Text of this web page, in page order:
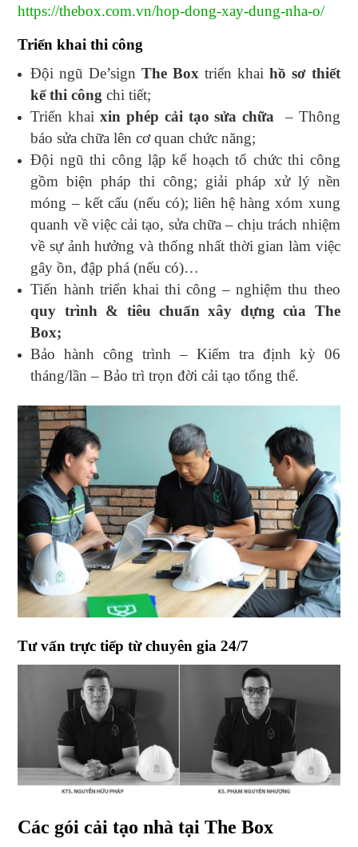
https://thebox.com.vn/hop-dong-xay-dung-nha-o/
Triển khai thi công
Đội ngũ De’signThe Box triển khai hồ sơ thiết
kế thi côngchi tiết;
Triển khaixin phép cải tạo sửa chữa
– Thông
báo sửa chữa lên cơ quan chức năng;
Đội ngũ thi công lập kế hoạch tổ chức thi công
gồm biện pháp thi công; giải pháp xử lý nền
móng – kết cấu (nếu có); liên hệ hàng xóm xung
quanh về việc cải tạo, sửa chữa – chịu trách nhiệm
về sự ảnh hưởng và thống nhất thời gian làm việc
gây ồn, đập phá (nếu có)…
Tiến hành triển khai thi công – nghiệm thu theo
quy trình & tiêu chuẩn xây dựng của The
Box;
Bảo hành công trình – Kiểm tra định kỳ 06
tháng/lần – Bảo trì trọn đời cải tạo tổng thể.
Tư vấn trực tiếp từ chuyên gia 24/7
Các gói cải tạo nhà tại The Box